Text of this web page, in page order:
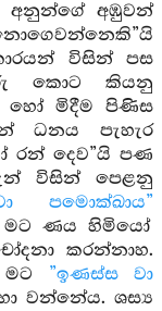
අනුන්ගේ අඹුවන්
විසින් පස
කොට කියනු
හෝ මිදීම පිණිස
ධනය පැහැර
රන් දෙව”යි පණ
විසින් පෙළනු
පමොක්ඛාය”
මට ණය හිමියෝ
කරන්නාහ.
මට ”ඉණස්ස වා
වන්නේය. ශස්‍ය